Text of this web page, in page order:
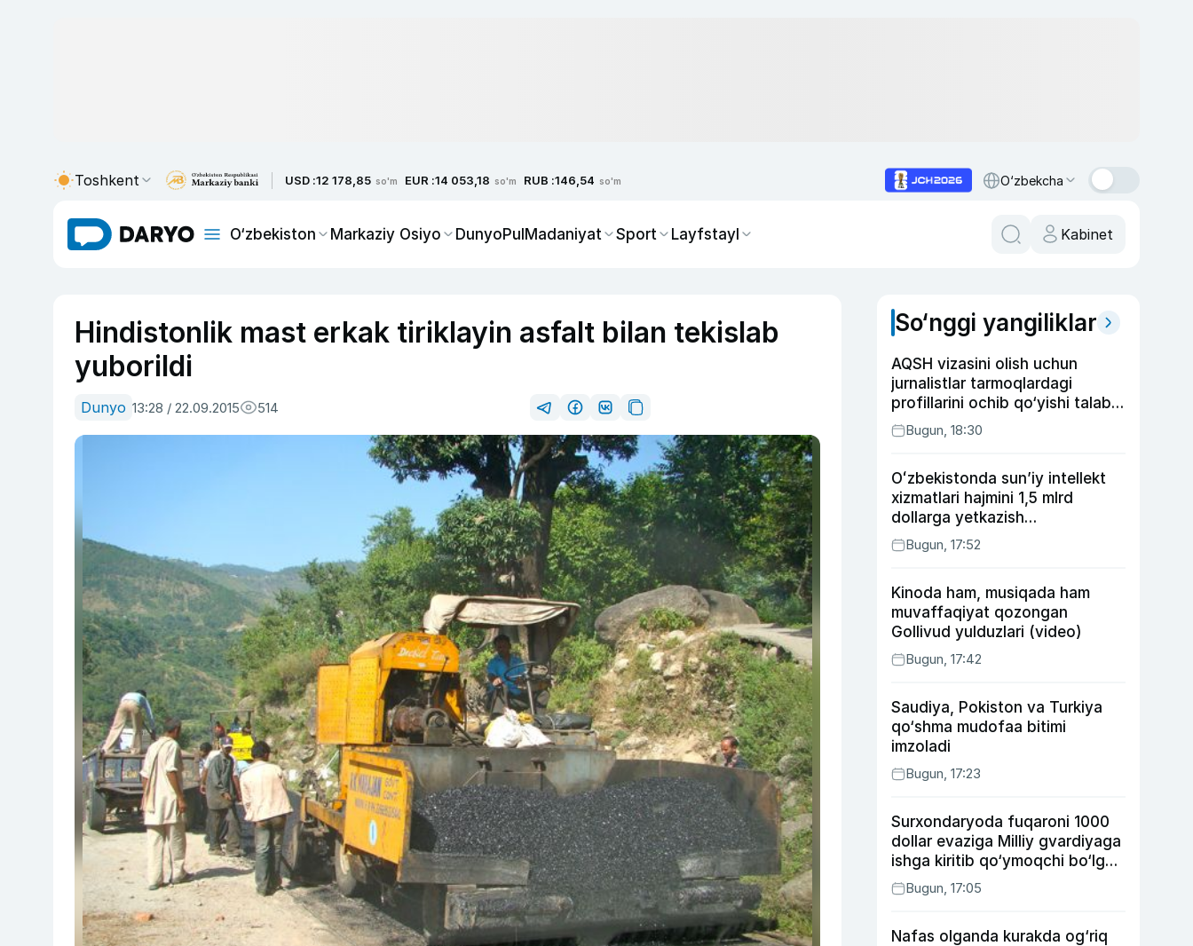
Toshkent USD :12 178,85 so'm EUR :14 053,18 so'm RUB :146,54 so'm O‘zbekcha
O‘zbekiston Markaziy Osiyo DunyoPulMadaniyat Sport Layfstayl Kabinet
Hindistonlik mast erkak tiriklayin asfalt bilan tekislab
yuborildi
Dunyo 13:28 / 22.09.2015 514
So‘nggi yangiliklar
AQSH vizasini olish uchun
jurnalistlar tarmoqlardagi
profillarini ochib qo‘yishi talab
etilishi mumkin
Bugun, 18:30
Oʻzbekistonda sunʼiy intellekt
xizmatlari hajmini 1,5 mlrd
dollarga yetkazish
rejalashtirilmoqda
Bugun, 17:52
Kinoda ham, musiqada ham
muvaffaqiyat qozongan
Gollivud yulduzlari (video)
Bugun, 17:42
Saudiya, Pokiston va Turkiya
qo‘shma mudofaa bitimi
imzoladi
Bugun, 17:23
Surxondaryoda fuqaroni 1000
dollar evaziga Milliy gvardiyaga
ishga kiritib qo‘ymoqchi bo‘lgan
shaxs ushlandi
Bugun, 17:05
Nafas olganda kurakda og‘riq